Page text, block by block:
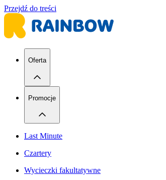
Przejdź do treści
Oferta
Promocje
Last Minute
Czartery
Wycieczki fakultatywne